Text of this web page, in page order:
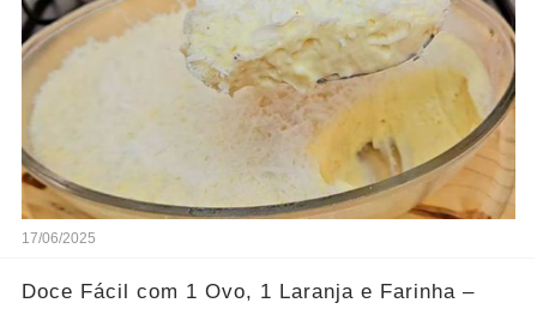
17/06/2025
Doce Fácil com 1 Ovo, 1 Laranja e Farinha –